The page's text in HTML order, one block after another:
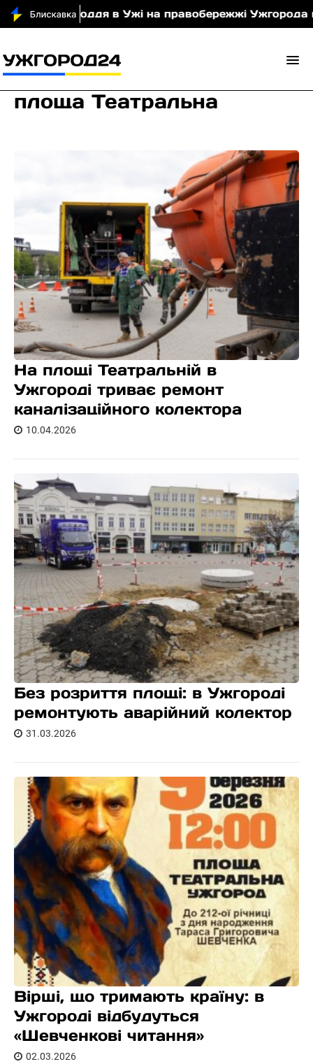
в Ужі на правобережжі Ужгорода можуть
площа Театральна
На площі Театральній в
Ужгороді триває ремонт
каналізаційного колектора
10.04.2026
Без розриття площі: в Ужгороді
ремонтують аварійний колектор
31.03.2026
Вірші, що тримають країну: в
Ужгороді відбудуться
«Шевченкові читання»
02.03.2026